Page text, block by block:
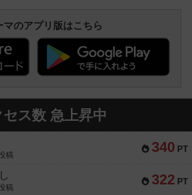
マのアプリ版はこちら
セス数 急上昇中
340 PT
稿
322 PT
稿